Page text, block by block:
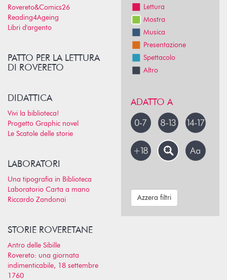
Rovereto&Comics26
Reading4Ageing
Libri d'argento
PATTO PER LA LETTURA
DI ROVERETO
DIDATTICA
Vivi la biblioteca!
Progetto Graphic novel
Le Scatole delle storie
LABORATORI
Una tipografia in Biblioteca
Laboratorio Carta a mano
Riccardo Zandonai
STORIE ROVERETANE
Antro delle Sibille
Rovereto: una giornata
indimenticabile, 18 settembre
1760
Lettura
Mostra
Musica
Presentazione
Spettacolo
Altro
ADATTO A
Azzera filtri